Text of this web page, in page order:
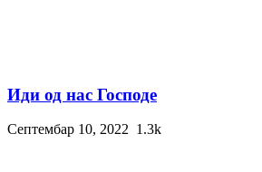
Иди од нас Господе
Септембар 10, 2022 1.3k